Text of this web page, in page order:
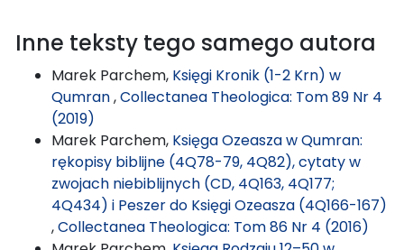
Inne teksty tego samego autora
Marek Parchem, Księgi Kronik (1-2 Krn) w
Qumran,Collectanea Theologica: Tom 89 Nr 4
(2019)
Marek Parchem, Księga Ozeasza w Qumran:
rękopisy biblijne (4Q78-79, 4Q82), cytaty w
zwojach niebiblijnych (CD, 4Q163, 4Q177;
4Q434) i Peszer do Księgi Ozeasza (4Q166-167)
,Collectanea Theologica: Tom 86 Nr 4 (2016)